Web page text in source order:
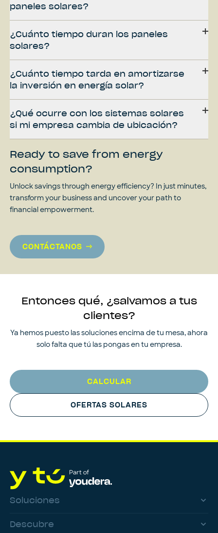
paneles solares?
¿Cuánto tiempo duran los paneles
solares?
¿Cuánto tiempo tarda en amortizarse
la inversión en energía solar?
¿Qué ocurre con los sistemas solares
si mi empresa cambia de ubicación?
Ready to save from energy
consumption?
Unlock savings through energy efficiency? In just minutes,
transform your business and uncover your path to
financial empowerment.
CONTÁCTANOS
Entonces qué, ¿salvamos a tus
clientes?
Ya hemos puesto las soluciones encima de tu mesa, ahora
solo falta que tú las pongas en tu empresa.
CALCULAR
OFERTAS SOLARES
Soluciones
Descubre